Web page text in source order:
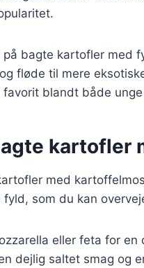
bagte kartofler med
fløde til mere
blandt både
kartofler
med
som du kan
eller feta for en
dejlig saltet smag og